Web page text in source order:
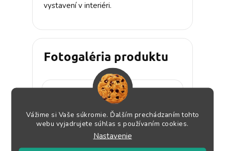
Vážime si Vaše súkromie. Ďalším prechádzaním tohto
webu vyjadrujete súhlas s používaním cookies.
Nastavenie
vystavení v interiéri.
Fotogaléria produktu